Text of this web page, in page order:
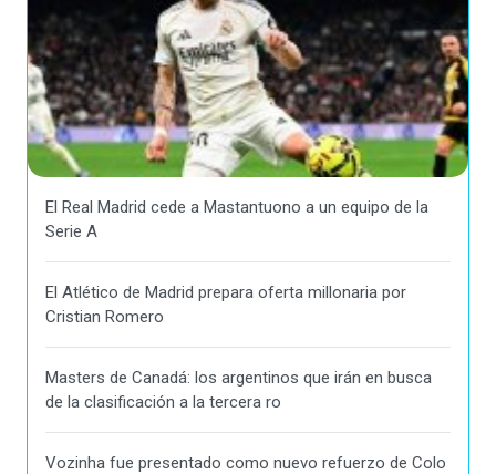
El Real Madrid cede a Mastantuono a un equipo de la
Serie A
El Atlético de Madrid prepara oferta millonaria por
Cristian Romero
Masters de Canadá: los argentinos que irán en busca
de la clasificación a la tercera ro
Vozinha fue presentado como nuevo refuerzo de Colo